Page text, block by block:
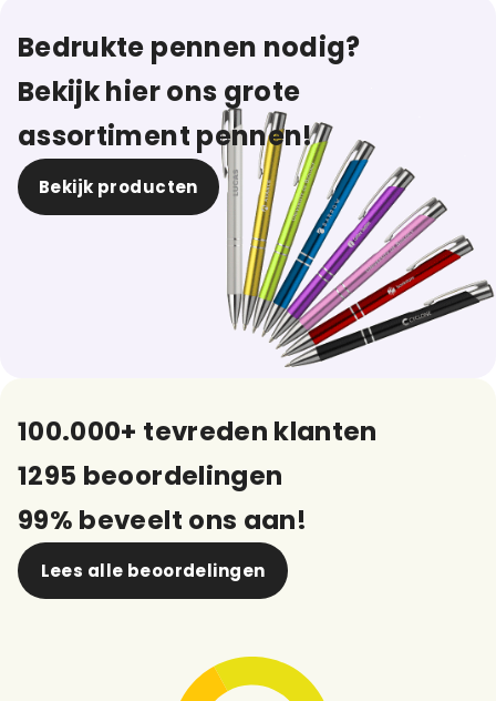
Bedrukte pennen nodig?
Bekijk hier ons grote
assortiment pennen!
Bekijk producten
100.000+ tevreden klanten
1295 beoordelingen
99% beveelt ons aan!
Lees alle beoordelingen